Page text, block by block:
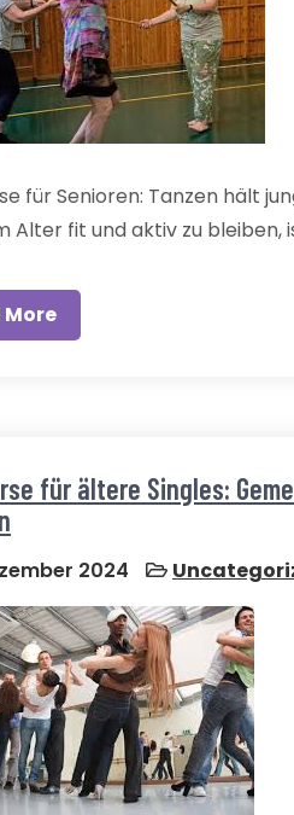
für Senioren: Tanzen hält
Alter fit und aktiv zu bleiben,
More
für ältere Singles:
2024